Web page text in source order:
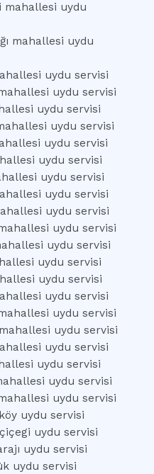
mahallesi uydu
mahallesi uydu
uydu servisi
uydu servisi
uydu servisi
uydu servisi
uydu servisi
uydu servisi
uydu servisi
uydu servisi
uydu servisi
uydu servisi
uydu servisi
uydu servisi
uydu servisi
uydu servisi
uydu servisi
uydu servisi
uydu servisi
uydu servisi
uydu servisi
uydu servisi
uydu servisi
uydu servisi
uydu servisi
uydu servisi